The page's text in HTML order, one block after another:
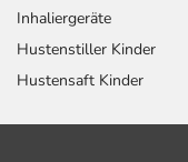
Inhaliergeräte
Hustenstiller Kinder
Hustensaft Kinder